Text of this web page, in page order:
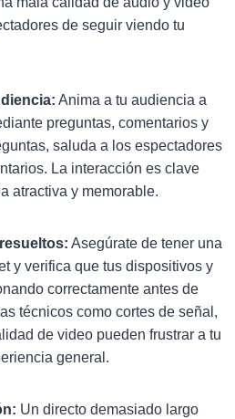
de seguir viendo tu
Anima a tu audiencia a
preguntas, comentarios y
saluda a los espectadores
La interacción es clave
atractiva y memorable.
Asegúrate de tener una
y verifica que tus dispositivos y
correctamente antes de
técnicos como cortes de señal,
de video pueden frustrar a tu
general.
Un directo demasiado largo